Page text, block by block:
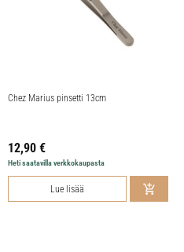
Chez Marius pinsetti 13cm
12,90 €
Heti saatavilla verkkokaupasta
Lue lisää